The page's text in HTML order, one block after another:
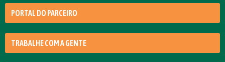
PORTAL DO PARCEIRO
TRABALHE COM A GENTE